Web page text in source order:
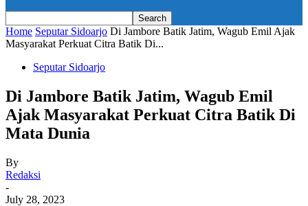
Home Seputar Sidoarjo Di Jambore Batik Jatim, Wagub Emil Ajak
Masyarakat Perkuat Citra Batik Di...
Seputar Sidoarjo
Di Jambore Batik Jatim, Wagub Emil
Ajak Masyarakat Perkuat Citra Batik Di
Mata Dunia
By
Redaksi
-
July 28, 2023